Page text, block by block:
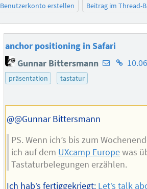
Benutzerkonto erstellen
Beitrag im Thread-
anchor positioning in Safari
Gunnar Bittersmann E-
des
Autors
präsentation tastatur
@@Gunnar Bittersmann
PS. Wenn ich’s bis zum
ich auf dem UXcamp Europewas
Tastaturbelegungen erzählen.
Ich hab’s fertiggekriegt: Let’s talk